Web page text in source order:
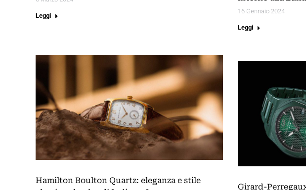
Leggi
16 Gennaio 2024
Leggi
Hamilton Boulton Quartz: eleganza e stile
Girard-